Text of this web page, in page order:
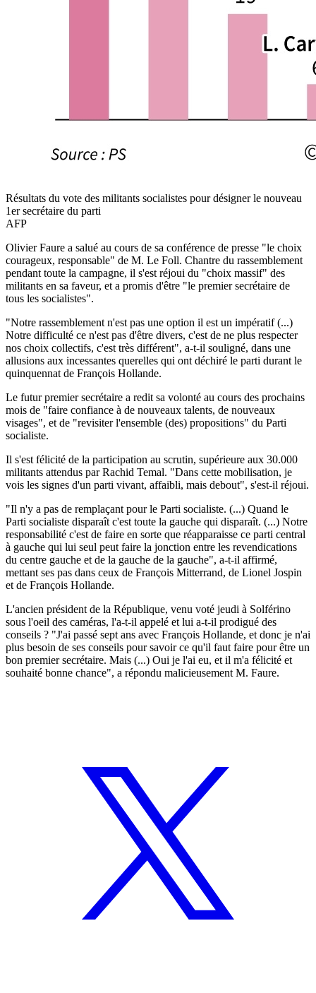
Résultats du vote des militants socialistes pour désigner le nouveau
1er secrétaire du parti
AFP
Olivier Faure a salué au cours de sa conférence de presse "le choix
courageux, responsable" de M. Le Foll. Chantre du rassemblement
pendant toute la campagne, il s'est réjoui du "choix massif" des
militants en sa faveur, et a promis d'être "le premier secrétaire de
tous les socialistes".
"Notre rassemblement n'est pas une option il est un impératif (...)
Notre difficulté ce n'est pas d'être divers, c'est de ne plus respecter
nos choix collectifs, c'est très différent", a-t-il souligné, dans une
allusions aux incessantes querelles qui ont déchiré le parti durant le
quinquennat de François Hollande.
Le futur premier secrétaire a redit sa volonté au cours des prochains
mois de "faire confiance à de nouveaux talents, de nouveaux
visages", et de "revisiter l'ensemble (des) propositions" du Parti
socialiste.
Il s'est félicité de la participation au scrutin, supérieure aux 30.000
militants attendus par Rachid Temal. "Dans cette mobilisation, je
vois les signes d'un parti vivant, affaibli, mais debout", s'est-il réjoui.
"Il n'y a pas de remplaçant pour le Parti socialiste. (...) Quand le
Parti socialiste disparaît c'est toute la gauche qui disparaît. (...) Notre
responsabilité c'est de faire en sorte que réapparaisse ce parti central
à gauche qui lui seul peut faire la jonction entre les revendications
du centre gauche et de la gauche de la gauche", a-t-il affirmé,
mettant ses pas dans ceux de François Mitterrand, de Lionel Jospin
et de François Hollande.
L'ancien président de la République, venu voté jeudi à Solférino
sous l'oeil des caméras, l'a-t-il appelé et lui a-t-il prodigué des
conseils ? "J'ai passé sept ans avec François Hollande, et donc je n'ai
plus besoin de ses conseils pour savoir ce qu'il faut faire pour être un
bon premier secrétaire. Mais (...) Oui je l'ai eu, et il m'a félicité et
souhaité bonne chance", a répondu malicieusement M. Faure.